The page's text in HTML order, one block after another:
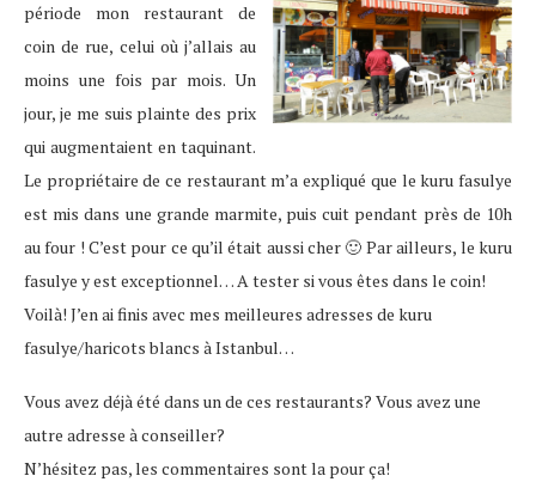
période mon restaurant de
coin de rue, celui où j’allais au
moins une fois par mois. Un
jour, je me suis plainte des prix
qui augmentaient en taquinant.
Le propriétaire de ce restaurant m’a expliqué que le kuru fasulye
est mis dans une grande marmite, puis cuit pendant près de 10h
au four ! C’est pour ce qu’il était aussi cher 🙂 Par ailleurs, le kuru
fasulye y est exceptionnel… A tester si vous êtes dans le coin!
Voilà! J’en ai finis avec mes meilleures adresses de kuru
fasulye/haricots blancs à Istanbul…
Vous avez déjà été dans un de ces restaurants? Vous avez une
autre adresse à conseiller?
N’hésitez pas, les commentaires sont la pour ça!